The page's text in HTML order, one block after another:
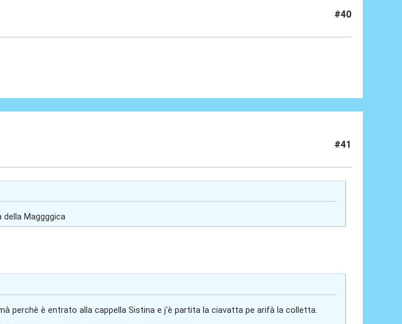
#40
#41
Maggggica
perchè è entrato alla cappella Sistina e j'è partita la ciavatta pe arifà la colletta.